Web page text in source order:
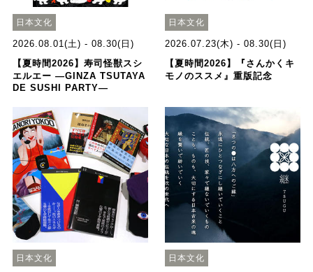
日本文化
2026.08.01(土) - 08.30(日)
【夏時間2026】寿司怪獣スシ
エルエー ―GINZA TSUTAYA
DE SUSHI PARTY―
日本文化
2026.07.23(木) - 08.30(日)
【夏時間2026】『さんかくキ
モノのススメ』重版記念
日本文化 日本文化